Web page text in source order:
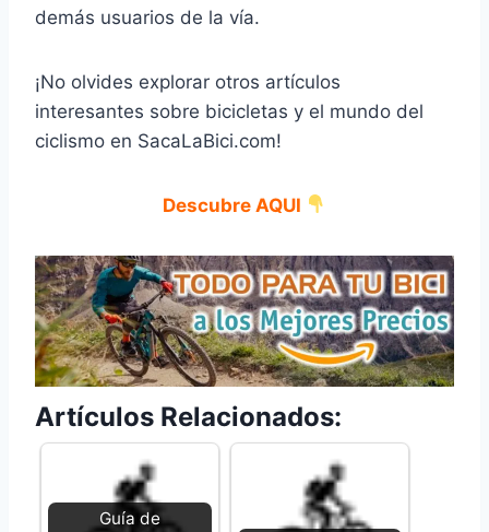
demás usuarios de la vía.
¡No olvides explorar otros artículos
interesantes sobre bicicletas y el mundo del
ciclismo en SacaLaBici.com!
Descubre AQUI
Artículos Relacionados:
Guía de